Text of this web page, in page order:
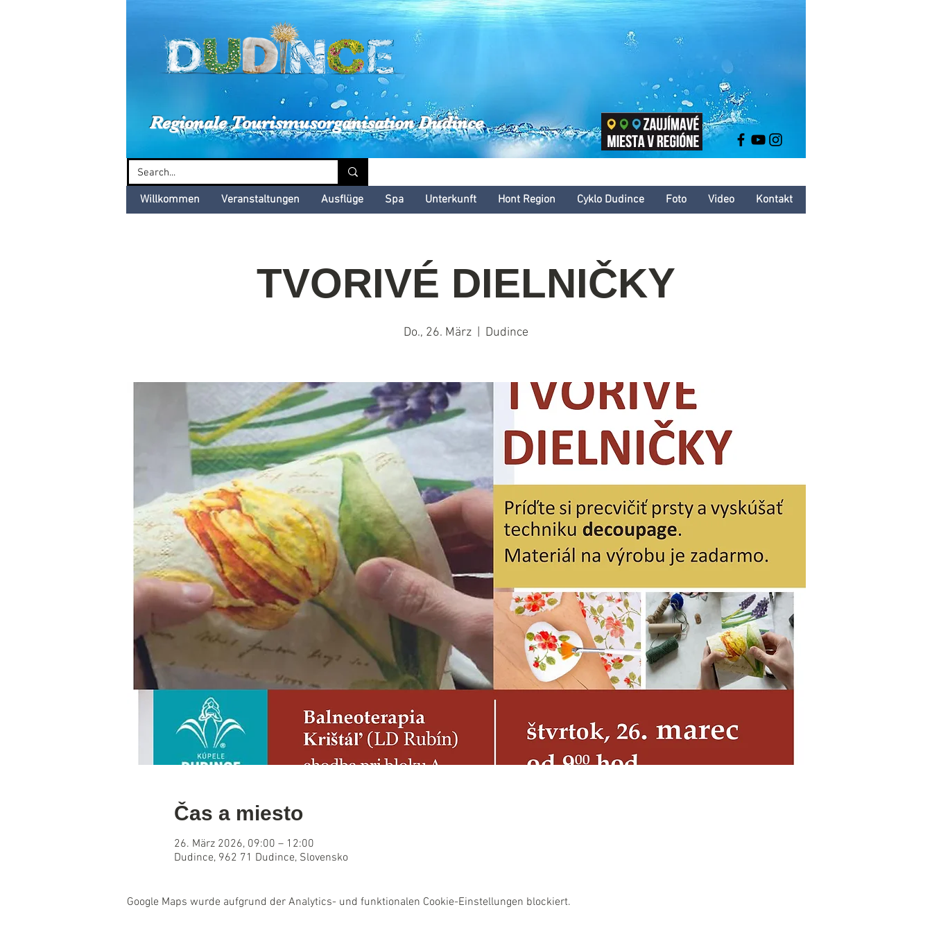
Dudinské kultúrne leto
Regionale Tourismusorganisation Dudince
Willkommen Veranstaltungen Ausflüge Spa Unterkunft Hont Region Cyklo Dudince Foto Video Kontakt
TVORIVÉ DIELNIČKY
Do., 26. März Dudince
Čas a miesto
26. März 2026, 09:00 – 12:00
Dudince, 962 71 Dudince, Slovensko
Google Maps wurde aufgrund der Analytics- und funktionalen Cookie-Einstellungen blockiert.